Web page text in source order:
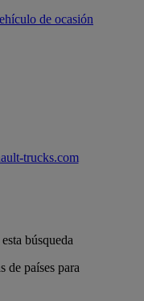
de ocasión
trucks.com
búsqueda
de países para